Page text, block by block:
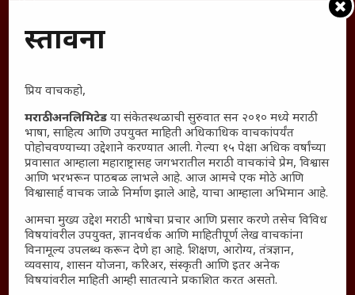
संग्रह
English To Marathi
Kruti Dev Unicode
Polls Archive
Shop Unlimited
Thought For The Day
सामान्य आजारांवर गावठी उपाय – घरच्या घरी मिळवा प्राथमिक
आराम
आजच्या युगातील तरुण पिढी कुठे हरवली?
महाराष्ट्रातील किल्ल्यांचे महत्त्व : स्वराज्याच्या वैभवशाली इतिहासाचे
साक्षीदार
प्रस्तावना
प्रिय वाचकहो,
मराठी अनलिमिटेड या संकेतस्थळाची सुरुवात सन २०१० मध्ये मराठी
भाषा, साहित्य आणि उपयुक्त माहिती अधिकाधिक वाचकांपर्यंत
पोहोचवण्याच्या उद्देशाने करण्यात आली. गेल्या १५ पेक्षा अधिक वर्षांच्या
प्रवासात आम्हाला महाराष्ट्रासह जगभरातील मराठी वाचकांचे प्रेम, विश्वास
आणि भरभरून पाठबळ लाभले आहे. आज आमचे एक मोठे आणि
विश्वासार्ह वाचक जाळे निर्माण झाले आहे, याचा आम्हाला अभिमान आहे.
आमचा मुख्य उद्देश मराठी भाषेचा प्रचार आणि प्रसार करणे तसेच विविध
विषयांवरील उपयुक्त, ज्ञानवर्धक आणि माहितीपूर्ण लेख वाचकांना
विनामूल्य उपलब्ध करून देणे हा आहे. शिक्षण, आरोग्य, तंत्रज्ञान,
व्यवसाय, शासन योजना, करिअर, संस्कृती आणि इतर अनेक
विषयांवरील माहिती आम्ही सातत्याने प्रकाशित करत असतो.